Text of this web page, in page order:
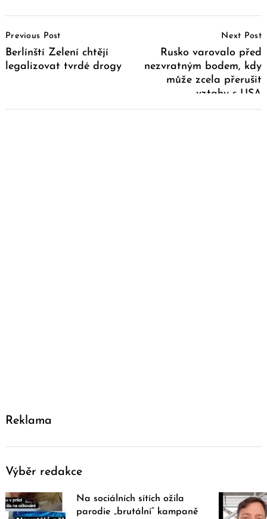
Navigation
Previous Post
Berlínští Zelení chtějí
legalizovat tvrdé drogy
Next Post
Rusko varovalo před
nezvratným bodem, kdy
může zcela přerušit
vztahy s USA
Reklama
Výběr redakce
Na sociálních sítích ožila
parodie „brutální“ kampaně